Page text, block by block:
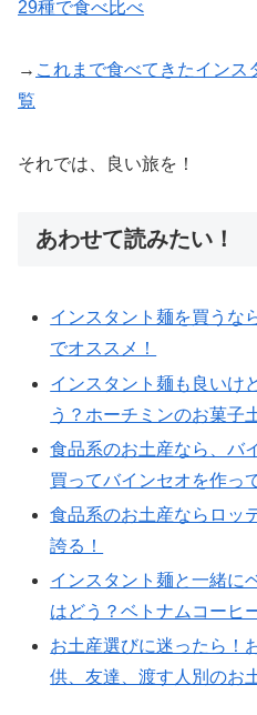
29種で食べ比べ
→ これまで食べてきたインス
覧
それでは、良い旅を！
あわせて読みたい！
インスタント麺を買うな
でオススメ！
インスタント麺も良いけ
う？ホーチミンのお菓子
食品系のお土産なら、バ
買ってバインセオを作っ
食品系のお土産ならロッ
誇る！
インスタント麺と一緒に
はどう？ベトナムコーヒ
お土産選びに迷ったら！
供、友達、渡す人別のお